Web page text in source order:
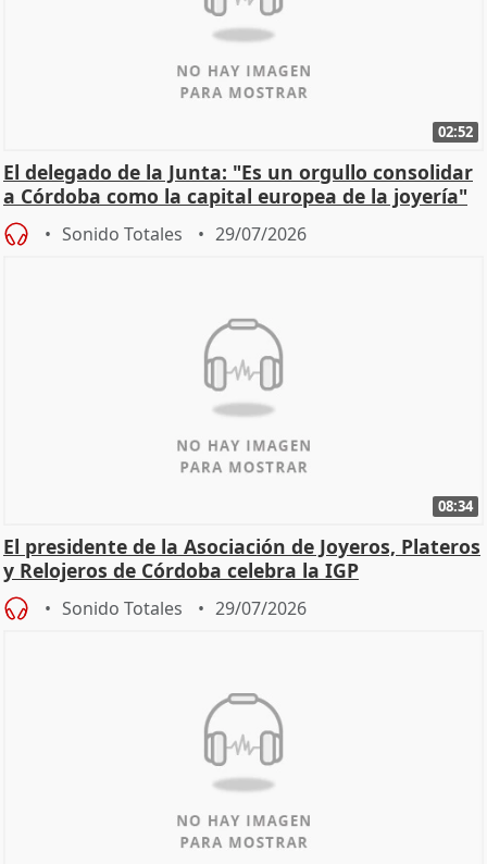
02:52
El delegado de la Junta: "Es un orgullo consolidar
a Córdoba como la capital europea de la joyería"
Sonido Totales 29/07/2026
08:34
El presidente de la Asociación de Joyeros, Plateros
y Relojeros de Córdoba celebra la IGP
Sonido Totales 29/07/2026